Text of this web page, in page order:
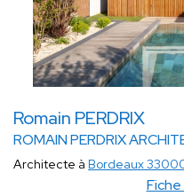
Romain PERDRIX
ROMAIN PERDRIX
Architecte à Bordeaux